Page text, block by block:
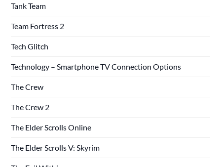
Tank Team
Team Fortress 2
Tech Glitch
Technology – Smartphone TV Connection Options
The Crew
The Crew 2
The Elder Scrolls Online
The Elder Scrolls V: Skyrim